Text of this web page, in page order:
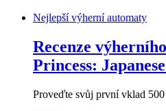
Nejlepší výherní automaty
Recenze
Princess:
Proveďte svůj první vklad